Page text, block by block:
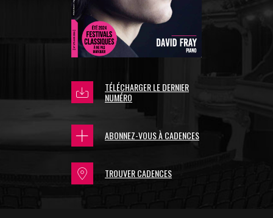
TÉLÉCHARGER LE DERNIER
NUMÉRO
ABONNEZ-VOUS À CADENCES
TROUVER CADENCES